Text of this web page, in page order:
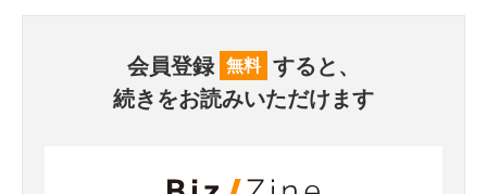
会員登録 無料 すると、
続きをお読みいただけます